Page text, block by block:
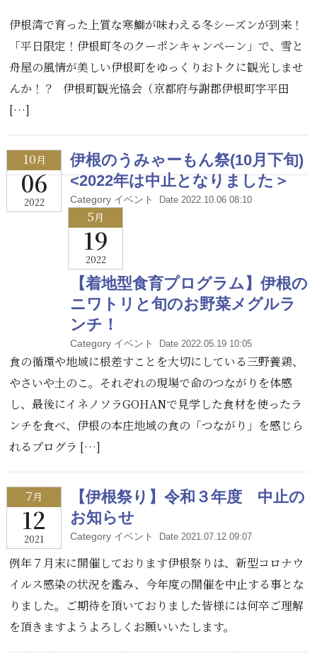
伊根湾で育った上質な寒鰤が味わえる冬シーズンが到来！
「平日限定！伊根町冬のクーポンキャンペーン」で、雪と
舟屋の風情が美しい伊根町をゆっくりおトクに観光しませ
んか！？ 伊根町観光協会（京都府与謝郡伊根町字平田
[…]
10月
06
2022
伊根のうみゃーもん祭(10月下旬)
<2022年は中止となりました＞
Category イベント Date 2022.10.06 08:10
5月
19
2022
【着地型食育プログラム】伊根の
ニワトリと旬のお野菜メグルラ
ンチ！
Category イベント Date 2022.05.19 10:05
食の循環や地域に根差すことを大切にしている三野養鶏、
やさいや土のこ。それぞれの現場で命のつながりを体感
し、最後にイネノソラGOHANで見学した食材を使ったラ
ンチを食べ、伊根の本庄地域の食の「つながり」を感じら
れるプログラ […]
7月
12
2021
【伊根祭り】令和３年度 中止の
お知らせ
Category イベント Date 2021.07.12 09:07
例年７月末に開催しております伊根祭りは、新型コロナウ
イルス感染の状況を鑑み、今年度の開催を中止する事とな
りました。ご期待を頂いておりました皆様には何卒ご理解
を頂きますようよろしくお願いいたします。